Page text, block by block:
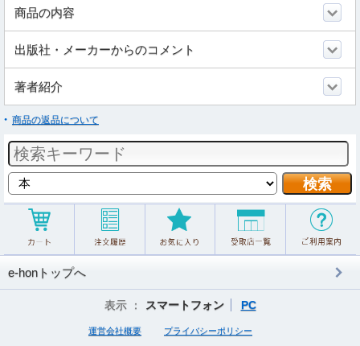
商品の内容
出版社・メーカーからのコメント
著者紹介
商品の返品について
e-honトップへ
表示 ： スマートフォン PC
運営会社概要 プライバシーポリシー